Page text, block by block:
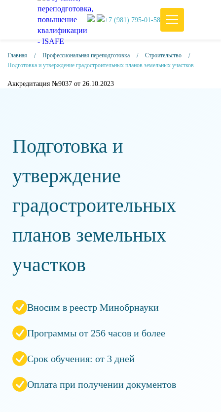
+7 (981) 795-01-58
Главная Профессиональная переподготовка
Строительство
Подготовка и утверждение градостроительных планов земельных участков
Аккредитация №9037 от 26.10.2023
Подготовка и
утверждение
градостроительных
планов земельных
участков
Вносим в реестр Минобрнауки
Программы от 256 часов и более
Срок обучения: от 3 дней
Оплата при получении документов